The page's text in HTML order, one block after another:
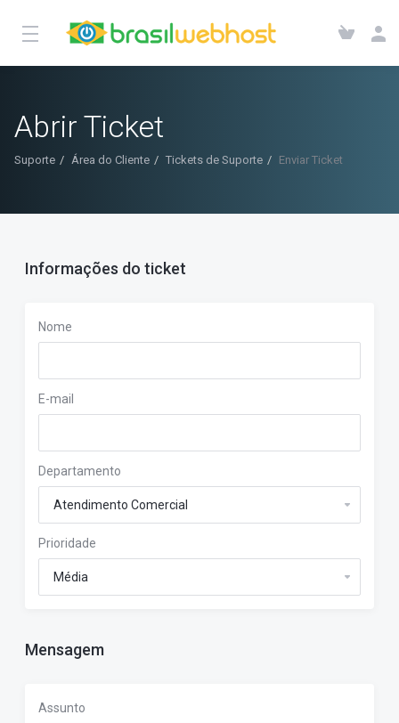
Abrir Ticket
Suporte Área do Cliente Tickets de Suporte Enviar Ticket
Informações do ticket
Nome
E-mail
Departamento
Prioridade
Mensagem
Assunto